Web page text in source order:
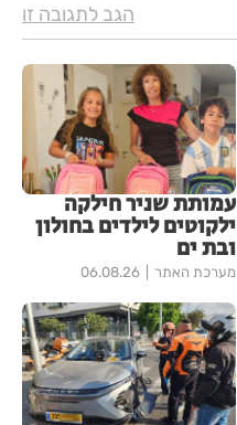
הגב לתגובה זו
עמותת שניר חילקה
ילקוטים לילדים בחולון
ובת ים
מערכת האתר 06.08.26